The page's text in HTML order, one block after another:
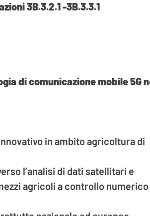
3B.3.2.1 -3B.3.3.1
di comunicazione mobile 5G
in ambito agricoltura di
l’analisi di dati satellitari e
agricoli a controllo